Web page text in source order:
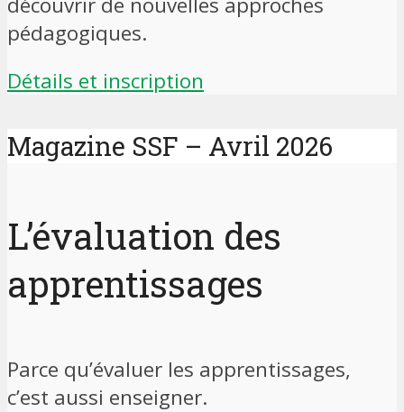
pédagogiques.
Détails et inscription
Magazine SSF – Avril 2026
L’évaluation des
apprentissages
Parce qu’évaluer les apprentissages,
c’est aussi enseigner.